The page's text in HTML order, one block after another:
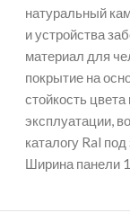
натуральный
и устройства
материал для
покрытие на
стойкость
эксплуатации,
каталогу Ral под
Ширина панели